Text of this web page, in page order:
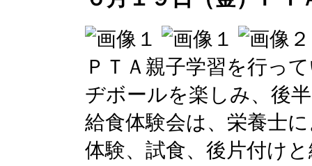
ＰＴＡ親子学習を行っ
ヂボールを楽しみ、後
給食体験会は、栄養士
体験、試食、後片付け